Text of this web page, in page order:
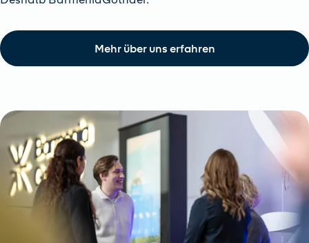
Mehr über uns erfahren